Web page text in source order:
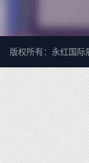
版权所有：永红国际